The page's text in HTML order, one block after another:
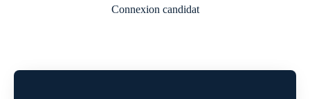
Connexion candidat